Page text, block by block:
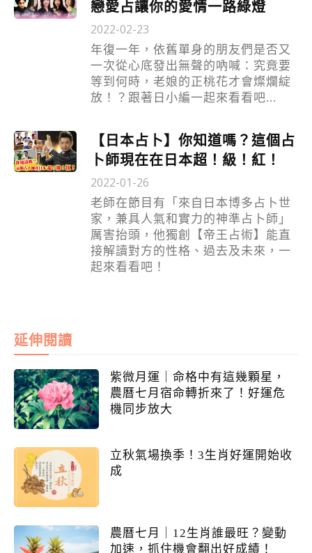
戀愛占讓你的愛情一路綠燈
2022-02-23
年復一年，依舊單身的朋友們是否又
一次從心底發出無聲的吶喊：究竟要
等到何時，老娘的正桃花才會燦爛綻
放！？跟著日小編一起來看看吧...
【日本占卜】你知道嗎？這個占
卜師現在在日本超！級！紅！
2022-01-26
老師在節目有「來自日本博多占卜世
家，兼具人氣和實力的神準占卜師」
厲害抬頭，他獨創【帝王占術】能直
接解讀對方的性格、過去及未來，一
起來看看吧！
延伸閱讀
紫微月運｜命格中有這幾顆星，
農曆七月宿命轉折來了！好運危
機同步放大
立秋氣場換季！3生肖好運開始收
成
農曆七月｜12生肖誰最旺？變動
加速，抓住機會翻出好成績！